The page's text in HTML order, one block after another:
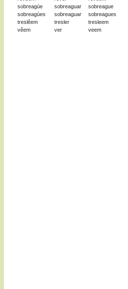
sobreagúe
sobreaguar
sobreague
sobreagúes
sobreaguar
sobreagues
treslêem
tresler
tresleem
vêem
ver veem